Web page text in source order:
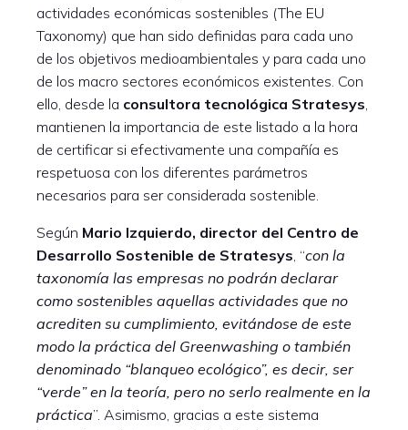
actividades económicas sostenibles (The EU
Taxonomy) que han sido definidas para cada uno
de los objetivos medioambientales y para cada uno
de los macro sectores económicos existentes. Con
ello, desde la consultora tecnológica Stratesys,
mantienen la importancia de este listado a la hora
de certificar si efectivamente una compañía es
respetuosa con los diferentes parámetros
necesarios para ser considerada sostenible.
Según Mario Izquierdo, director del Centro de
Desarrollo Sostenible de Stratesys, “con la
taxonomía las empresas no podrán declarar
como sostenibles aquellas actividades que no
acrediten su cumplimiento, evitándose de este
modo la práctica del Greenwashing o también
denominado “blanqueo ecológico”, es decir, ser
“verde” en la teoría, pero no serlo realmente en la
práctica”. Asimismo, gracias a este sistema